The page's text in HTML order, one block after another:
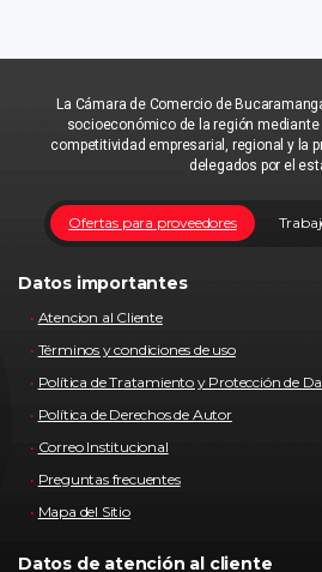
La Cámara de Comercio de
socioeconómico de la región
competitividad empresarial, regional y la
delegados por el
Ofertas para proveedores
Datos importantes
Atencion al Cliente
Términos y condiciones de uso
Política de Tratamiento y Protección de
Política de Derechos de Autor
Correo Institucional
Preguntas frecuentes
Mapa del Sitio
Datos de atención al cliente